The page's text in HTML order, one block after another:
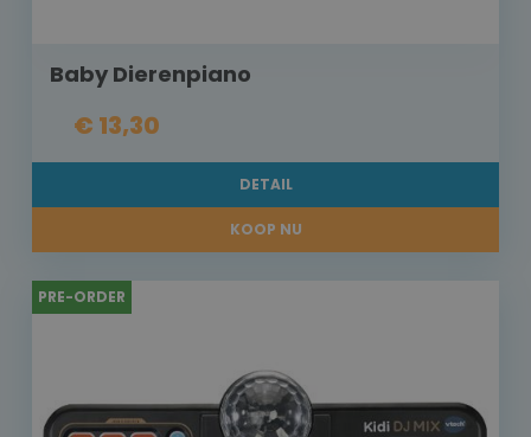
Baby Dierenpiano
€ 13,30
DETAIL
KOOP NU
PRE-ORDER